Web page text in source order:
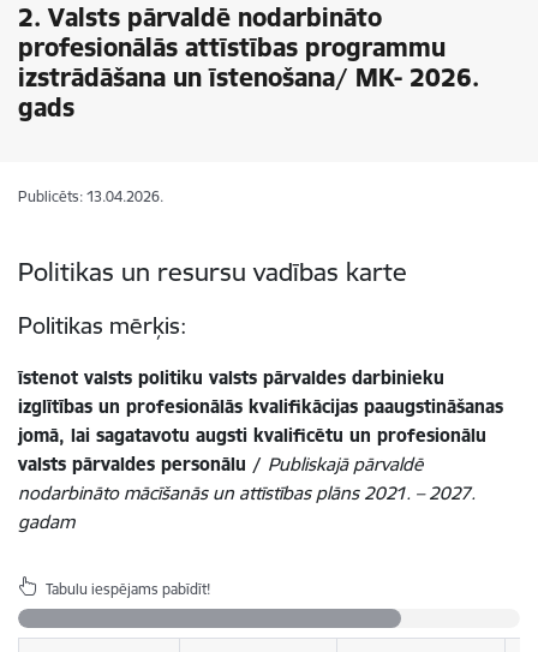
2. Valsts pārvaldē nodarbināto
profesionālās attīstības programmu
izstrādāšana un īstenošana/ MK- 2026.
gads
Publicēts: 13.04.2026.
Politikas un resursu vadības karte
Politikas mērķis:
īstenot valsts politiku valsts pārvaldes darbinieku
izglītības un profesionālās kvalifikācijas paaugstināšanas
jomā, lai sagatavotu augsti kvalificētu un profesionālu
valsts pārvaldes personālu / Publiskajā pārvaldē
nodarbināto mācīšanās un attīstības plāns 2021. – 2027.
gadam
Tabulu iespējams pabīdīt!